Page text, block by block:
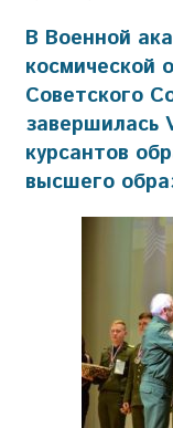
января
года
В Военной
космической
Советского
завершилась
курсантов
высшего